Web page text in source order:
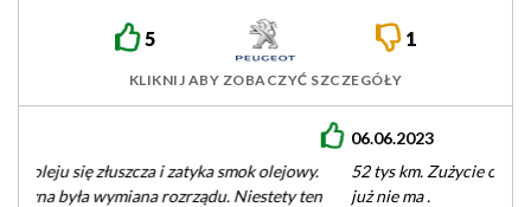
EB2ADTS
5
1
KLIKNIJ ABY ZOBACZYĆ SZCZEGÓŁY
52 tys km. Zużycie oleju powyżej 2l na 10 tys. Napisu na pasku
już nie ma .